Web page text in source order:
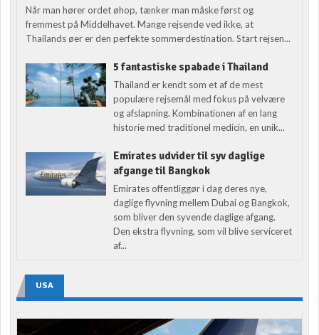
Når man hører ordet øhop, tænker man måske først og
fremmest på Middelhavet. Mange rejsende ved ikke, at
Thailands øer er den perfekte sommerdestination. Start rejsen...
5 fantastiske spabade i Thailand
Thailand er kendt som et af de mest
populære rejsemål med fokus på velvære
og afslapning. Kombinationen af en lang
historie med traditionel medicin, en unik...
Emirates udvider til syv daglige
afgange til Bangkok
Emirates offentliggør i dag deres nye,
daglige flyvning mellem Dubai og Bangkok,
som bliver den syvende daglige afgang.
Den ekstra flyvning, som vil blive serviceret
af...
USA